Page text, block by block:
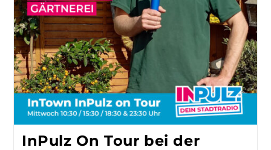
InPulz On Tour bei der